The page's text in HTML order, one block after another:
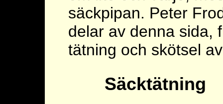
säckpipan. Peter
delar av denna sida,
tätning och skötsel
Säcktätning